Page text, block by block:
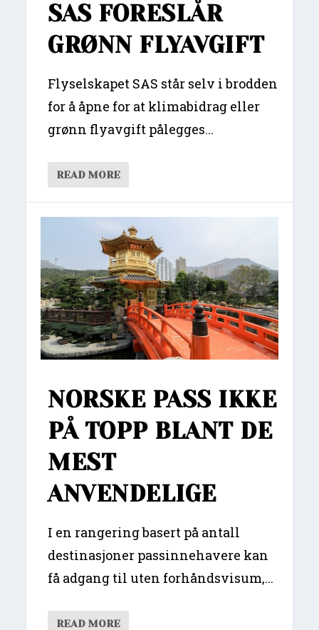
SAS FORESLÅR
GRØNN FLYAVGIFT
Flyselskapet SAS står selv i brodden
for å åpne for at klimabidrag eller
grønn flyavgift pålegges...
READ MORE
NORSKE PASS IKKE
PÅ TOPP BLANT DE
MEST
ANVENDELIGE
I en rangering basert på antall
destinasjoner passinnehavere kan
få adgang til uten forhåndsvisum,...
READ MORE